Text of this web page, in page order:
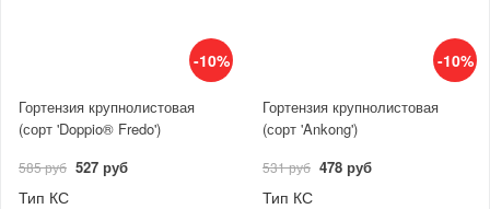
-10%
Гортензия крупнолистовая
(сорт 'Doppio® Fredo')
585 руб 527 руб
Тип КС
-10%
Гортензия крупнолистовая
(сорт 'Ankong')
531 руб 478 руб
Тип КС